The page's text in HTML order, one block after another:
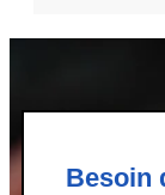
Besoin